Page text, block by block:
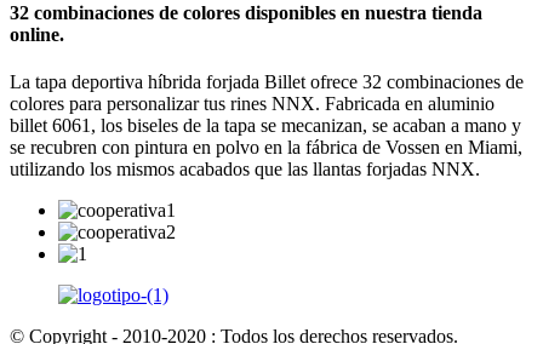
32 combinaciones de colores disponibles en nuestra tienda
online.
La tapa deportiva híbrida forjada Billet ofrece 32 combinaciones de
colores para personalizar tus rines NNX. Fabricada en aluminio
billet 6061, los biseles de la tapa se mecanizan, se acaban a mano y
se recubren con pintura en polvo en la fábrica de Vossen en Miami,
utilizando los mismos acabados que las llantas forjadas NNX.
© Copyright - 2010-2020 : Todos los derechos reservados.